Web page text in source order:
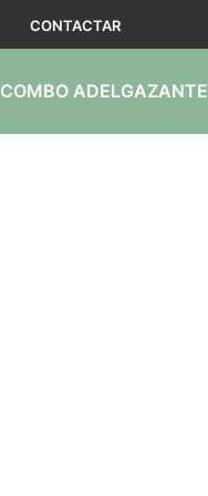
CONTACTAR
COMBO ADELGAZANTE